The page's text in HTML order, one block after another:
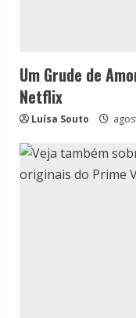
Um Grude de
Netflix
Luísa Souto